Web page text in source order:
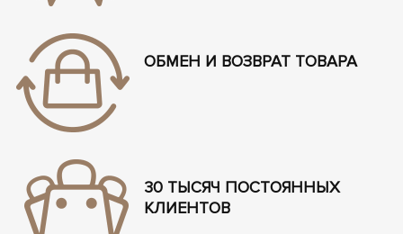
ОБМЕН И ВОЗВРАТ ТОВАРА
30 ТЫСЯЧ ПОСТОЯННЫХ
КЛИЕНТОВ